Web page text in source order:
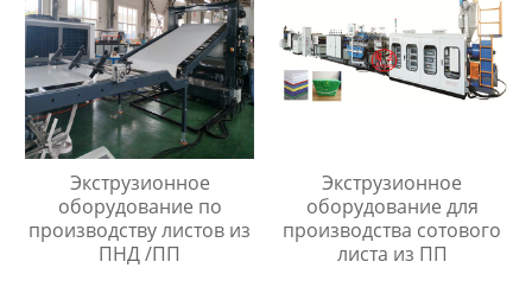
Экструзионное
оборудование по
производству листов из
ПНД /ПП
Экструзионное
оборудование для
производства сотового
листа из ПП